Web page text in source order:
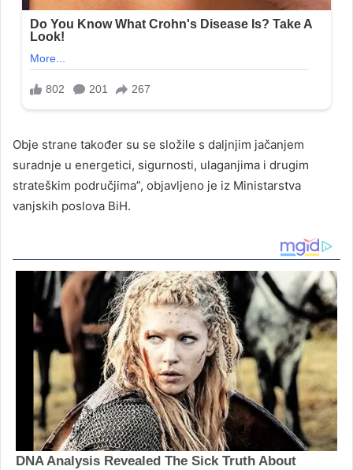
Obje strane također su se složile s daljnjim jačanjem
suradnje u energetici, sigurnosti, ulaganjima i drugim
strateškim područjima”, objavljeno je iz Ministarstva
vanjskih poslova BiH.